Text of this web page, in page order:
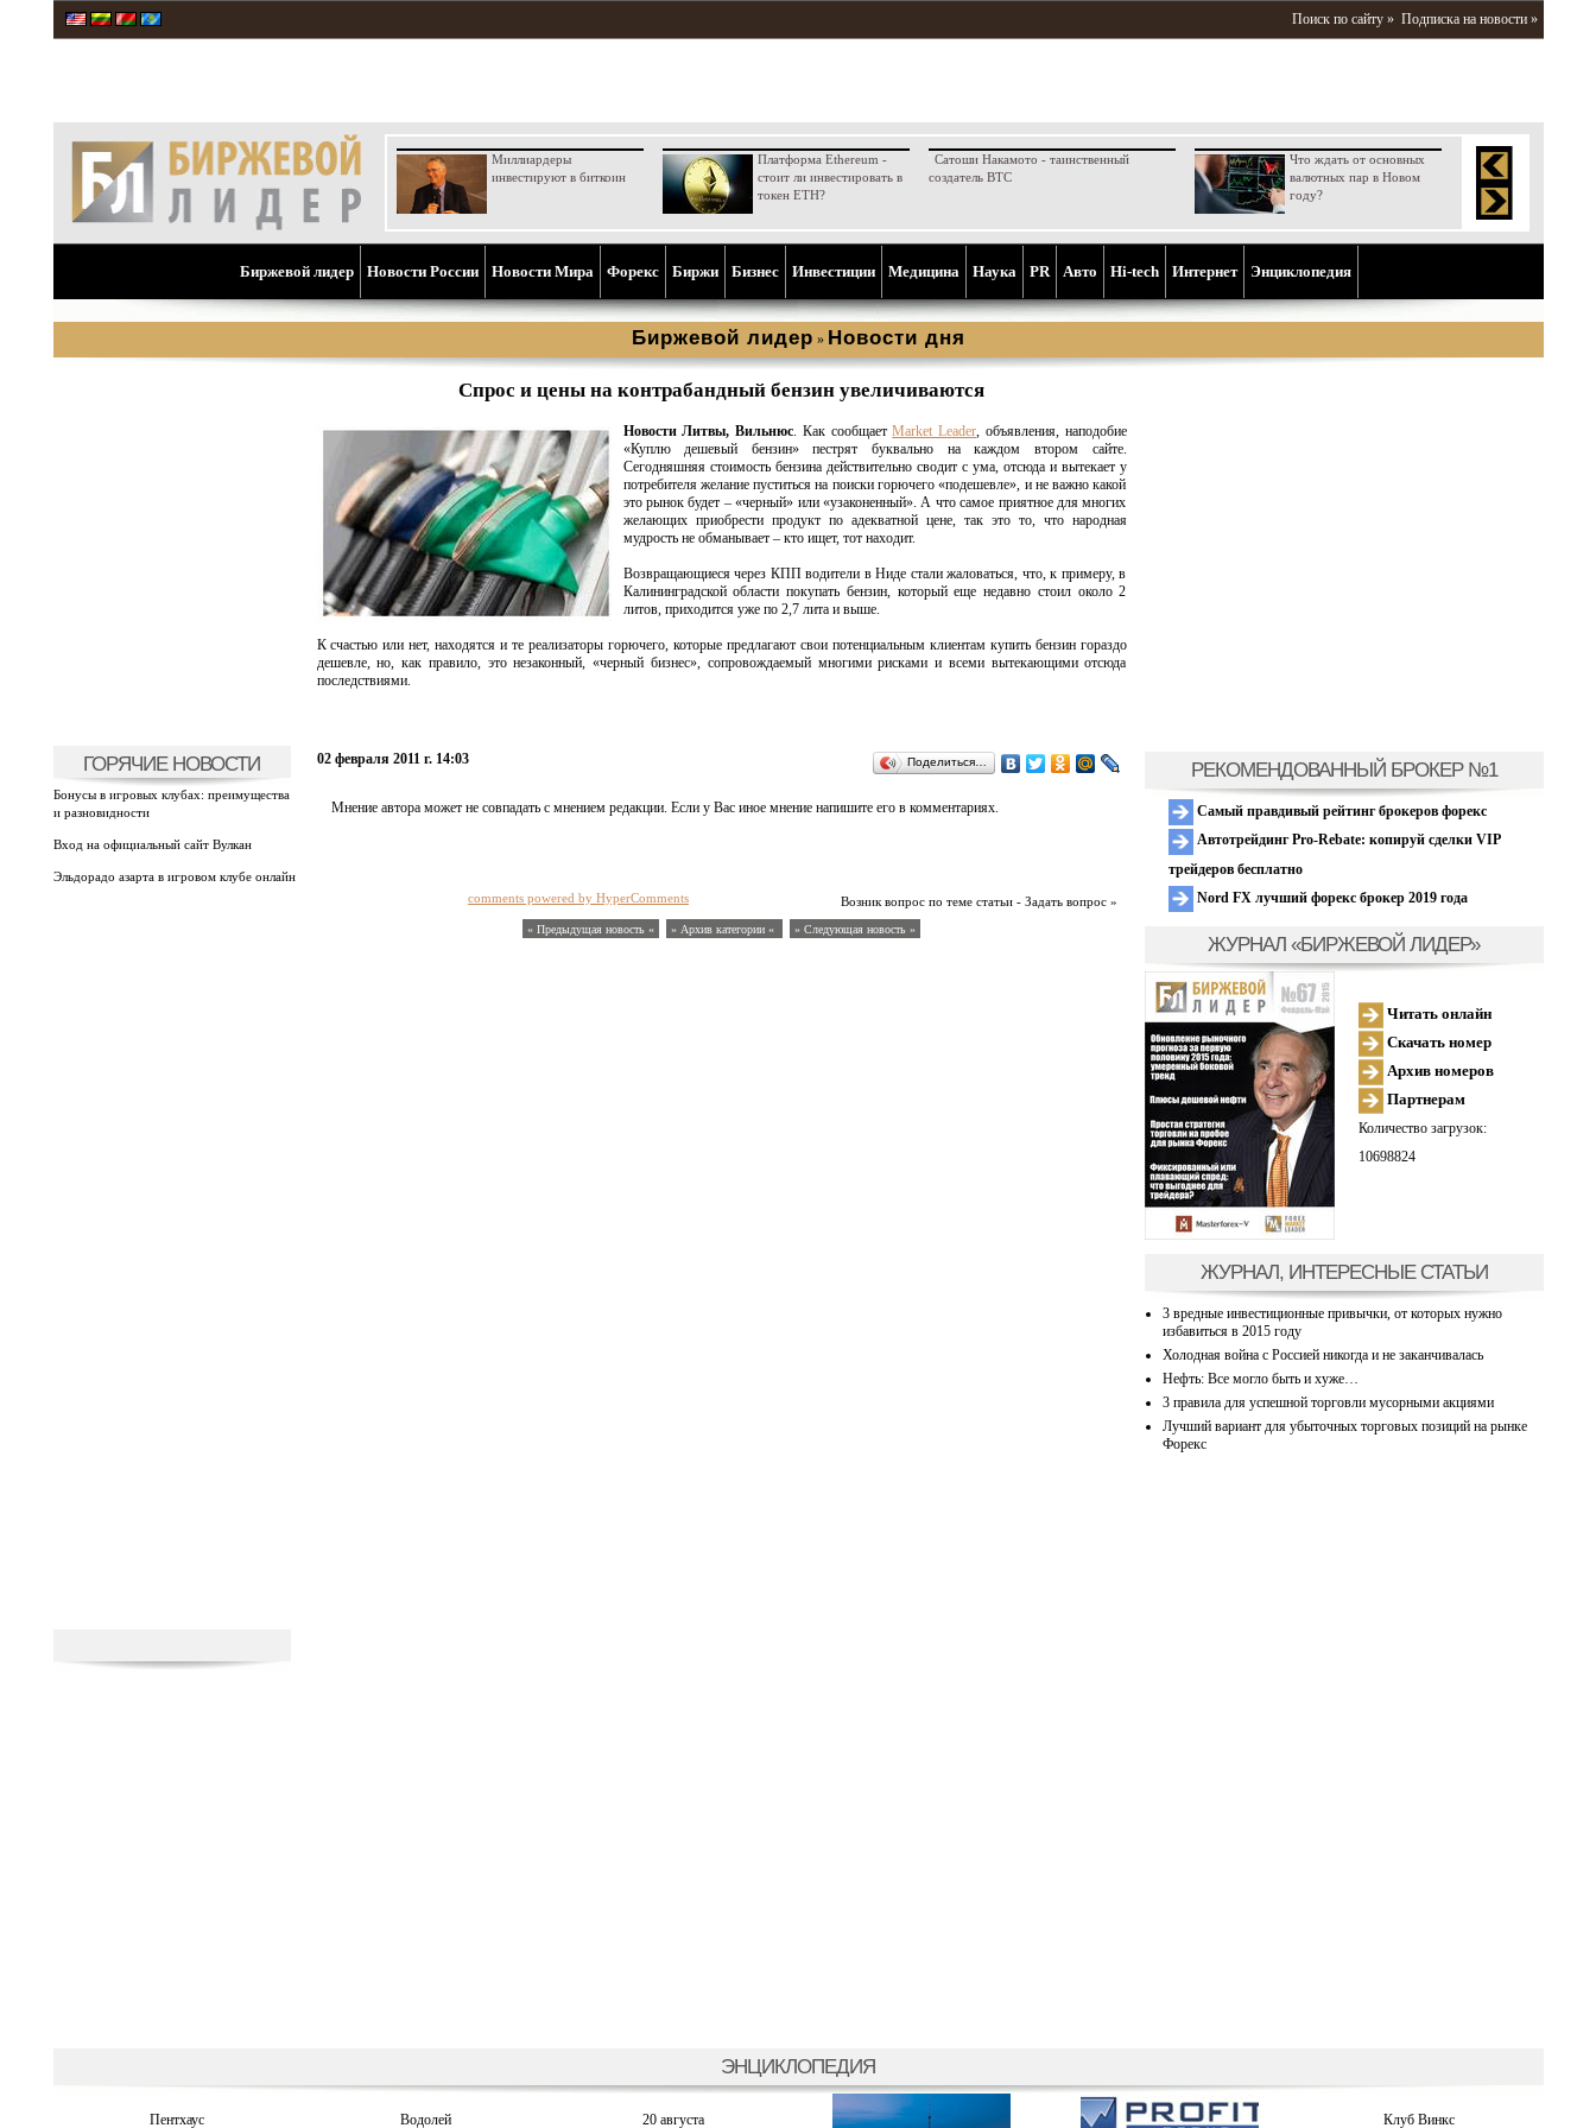
Поиск по сайту » Подписка на новости »
Миллиардеры
инвестируют в биткоин
Платформа Ethereum -
стоит ли инвестировать в
токен ETH?
Сатоши Накамото - таинственный
создатель BTC
Что ждать от основных
валютных пар в Новом
году?
Биржевой лидер Новости России Новости Мира Форекс Биржи Бизнес Инвестиции Медицина Наука PR Aвто Hi-tech Интернет Энциклопедия
Биржевой лидер » Новости дня
ГОРЯЧИЕ НОВОСТИ
Бонусы в игровых клубах: преимущества
и разновидности
Вход на официальный сайт Вулкан
Эльдорадо азарта в игровом клубе онлайн
Спрос и цены на контрабандный бензин увеличиваются
Новости Литвы, Вильнюс. Как сообщаетMarket Leader, объявления, наподобие
«Куплю дешевый бензин» пестрят буквально на каждом втором сайте.
Сегодняшняя стоимость бензина действительно сводит с ума, отсюда и вытекает у
потребителя желание пуститься на поиски горючего «подешевле», и не важно какой
это рынок будет – «черный» или «узаконенный». А что самое приятное для многих
желающих приобрести продукт по адекватной цене, так это то, что народная
мудрость не обманывает – кто ищет, тот находит.
Возвращающиеся через КПП водители в Ниде стали жаловаться, что, к примеру, в
Калининградской области покупать бензин, который еще недавно стоил около 2
литов, приходится уже по 2,7 лита и выше.
К счастью или нет, находятся и те реализаторы горючего, которые предлагают свои потенциальным клиентам купить бензин гораздо
дешевле, но, как правило, это незаконный, «черный бизнес», сопровождаемый многими рисками и всеми вытекающими отсюда
последствиями.
02 февраля 2011 г. 14:03 Поделиться…
Мнение автора может не совпадать с мнением редакции. Если у Вас иное мнение напишите его в комментариях.
Возник вопрос по теме статьи - Задать вопрос »
comments powered by HyperComments
« Предыдущая новость « » Архив категории « » Следующая новость »
РЕКОМЕНДОВАННЫЙ БРОКЕР №1
Самый правдивый рейтинг брокеров форекс
Автотрейдинг Pro-Rebate: копируй сделки VIP
трейдеров бесплатно
Nord FX лучший форекс брокер 2019 года
ЖУРНАЛ «БИРЖЕВОЙ ЛИДЕР»
Читать онлайн
Скачать номер
Архив номеров
Партнерам
Количество загрузок:
10698824
ЖУРНАЛ, ИНТЕРЕСНЫЕ СТАТЬИ
3 вредные инвестиционные привычки, от которых нужно
избавиться в 2015 году
Холодная война с Россией никогда и не заканчивалась
Нефть: Все могло быть и хуже…
3 правила для успешной торговли мусорными акциями
Лучший вариант для убыточных торговых позиций на рынке
Форекс
ЭНЦИКЛОПЕДИЯ
Пентхаус Водолей 20 августа Клуб Винкс